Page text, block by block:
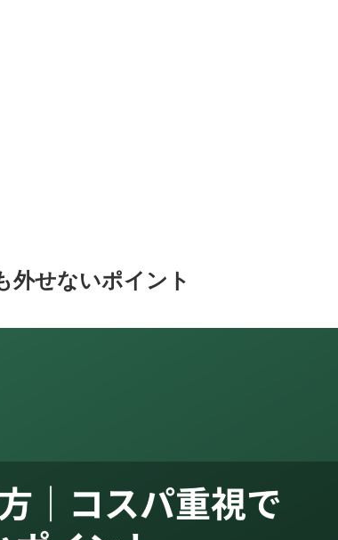
外せないポイント